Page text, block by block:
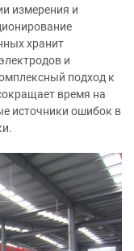
измерения и
хранит
и
подход к
время на
источники ошибок в